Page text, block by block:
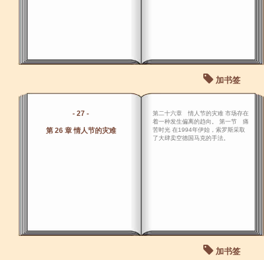
加书签
- 27 -
第 26 章 情人节的灾难
第二十六章 情人节的灾难 市场存在
着一种发生偏离的趋向。 第一节 痛
苦时光 在1994年伊始，索罗斯采取
了大肆卖空德国马克的手法。
加书签